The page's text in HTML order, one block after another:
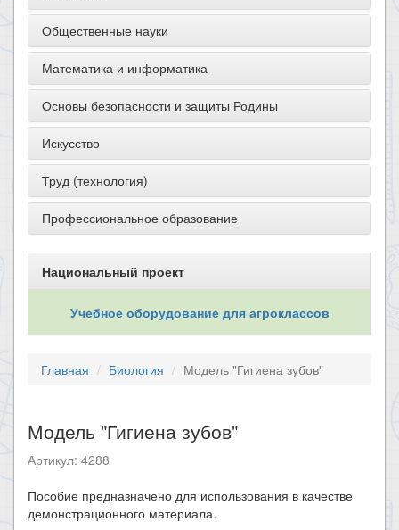
Общественные науки
Математика и информатика
Основы безопасности и защиты Родины
Искусство
Труд (технология)
Профессиональное образование
Национальный проект
Учебное оборудование для агроклассов
Главная Биология Модель "Гигиена зубов"
Модель "Гигиена зубов"
Артикул: 4288
Пособие предназначено для использования в качестве
демонстрационного материала.